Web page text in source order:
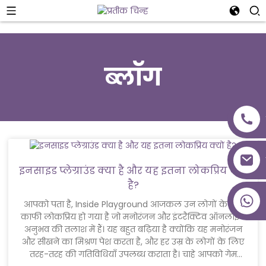
+86 18027277639
ब्लॉग
इनसाइड प्लेग्राउंड क्या है और यह इतना लोकप्रिय क्यों
है?
आपको पता है, Inside Playground आजकल उन लोगों के बीच
काफी लोकप्रिय हो गया है जो मनोरंजन और इंटरैक्टिव ऑनलाइन
अनुभव की तलाश में हैं। यह बहुत बढ़िया है क्योंकि यह मनोरंजन
और सीखने का मिश्रण पेश करता है, और हर उम्र के लोगों के लिए
तरह-तरह की गतिविधियाँ उपलब्ध कराता है। चाहे आपको गेम